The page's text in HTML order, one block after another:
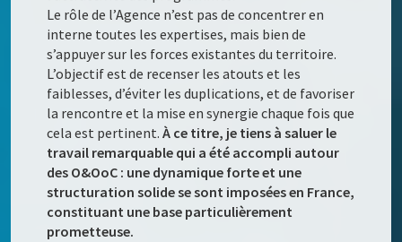
Le rôle de l’Agence n’est pas de concentrer en
interne toutes les expertises, mais bien de
s’appuyer sur les forces existantes du territoire.
L’objectif est de recenser les atouts et les
faiblesses, d’éviter les duplications, et de favoriser
la rencontre et la mise en synergie chaque fois que
cela est pertinent.À ce titre, je tiens à saluer le
travail remarquable qui a été accompli autour
des O&OoC : une dynamique forte et une
structuration solide se sont imposées en France,
constituant une base particulièrement
prometteuse.